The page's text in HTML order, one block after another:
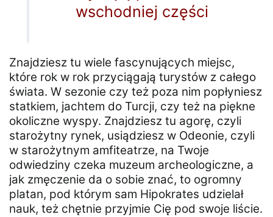
wschodniej części
Znajdziesz tu wiele fascynujących miejsc,
które rok w rok przyciągają turystów z całego
świata. W sezonie czy też poza nim popłyniesz
statkiem, jachtem do Turcji, czy też na piękne
okoliczne wyspy. Znajdziesz tu agorę, czyli
starożytny rynek, usiądziesz w Odeonie, czyli
w starożytnym amfiteatrze, na Twoje
odwiedziny czeka muzeum archeologiczne, a
jak zmęczenie da o sobie znać, to ogromny
platan, pod którym sam Hipokrates udzielał
nauk, też chętnie przyjmie Cię pod swoje liście.